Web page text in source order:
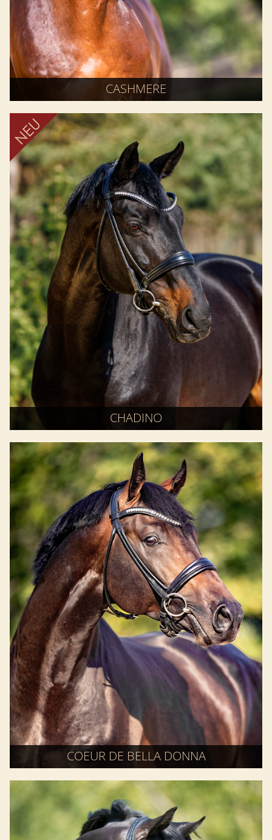
CASHMERE
CHADINO
COEUR DE BELLA DONNA